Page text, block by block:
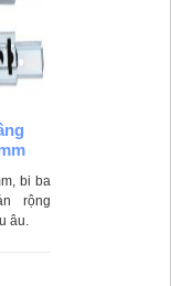
bi ba
rộng
âu.